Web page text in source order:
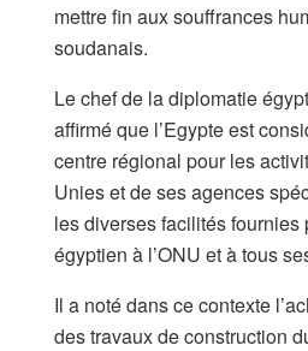
mettre fin aux souffrances
soudanais.
Le chef de la diplomatie
affirmé que l’Egypte est
centre régional pour les
Unies et de ses agences
les diverses facilités fournies
égyptien à l’ONU et à tous
Il a noté dans ce contexte
des travaux de construction